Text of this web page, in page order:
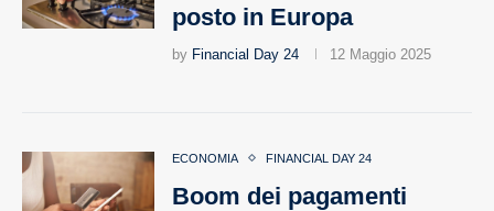
posto in Europa
by Financial Day 24 12 Maggio 2025
ECONOMIA FINANCIAL DAY 24
Boom dei pagamenti